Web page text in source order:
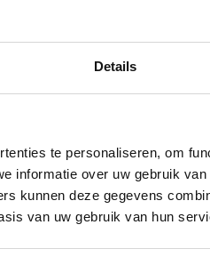
Details
te personaliseren, om
informatie over uw gebruik
kunnen deze gegevens
van uw gebruik van hun